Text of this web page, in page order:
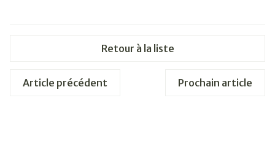
Retour à la liste
Article précédent Prochain article